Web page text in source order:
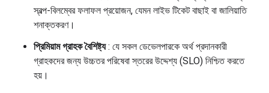
স্বল্প-বিলম্বের ফলাফল প্রয়োজন, যেমন লাইভ টিকেট বাছাই বা জালিয়াতি
শনাক্তকরণ।
প্রিমিয়াম গ্রাহক বৈশিষ্ট্য: যে সকল ডেভেলপারকে অর্থ প্রদানকারী
গ্রাহকদের জন্য উচ্চতর পরিষেবা স্তরের উদ্দেশ্য (SLO) নিশ্চিত করতে
হয়।